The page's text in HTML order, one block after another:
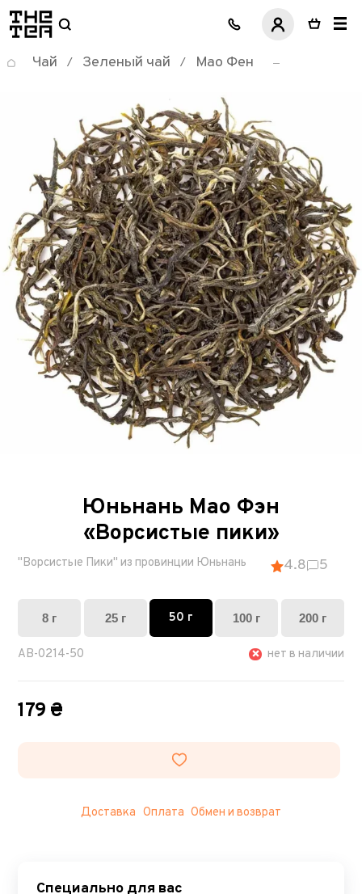
логотип
Чай / Зеленый чай / Мао Фен
Юньнань Мао Фэн
«Ворсистые пики»
"Ворсистые Пики" из провинции Юньнань 4.8 5
8 г 25 г 50 г 100 г 200 г
AB-0214-50 нет в наличии
179 ₴
Доставка Оплата Обмен и возврат
Специально для вас